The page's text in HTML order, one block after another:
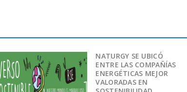
NATURGY SE UBICÓ
ENTRE LAS COMPAÑÍAS
ENERGÉTICAS MEJOR
VALORADAS EN